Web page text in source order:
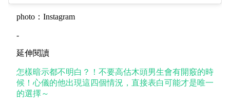
photo：Instagram
-
延伸閱讀
怎樣暗示都不明白？！不要高估木頭男生會有開竅的時
候！心儀的他出現這四個情況，直接表白可能才是唯一
的選擇～